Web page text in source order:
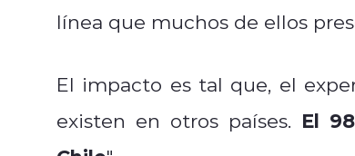
línea que muchos de ellos
El impacto es tal que, el
existen en otros países. El